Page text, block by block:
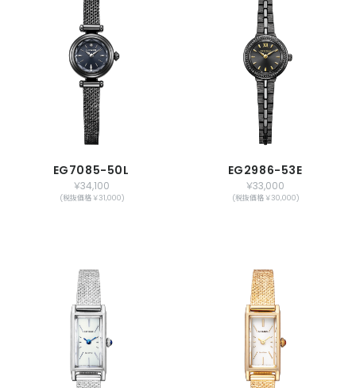
EG7085-50L
￥34,100
(税抜価格 ￥31,000)
EG2986-53E
￥33,000
(税抜価格 ￥30,000)